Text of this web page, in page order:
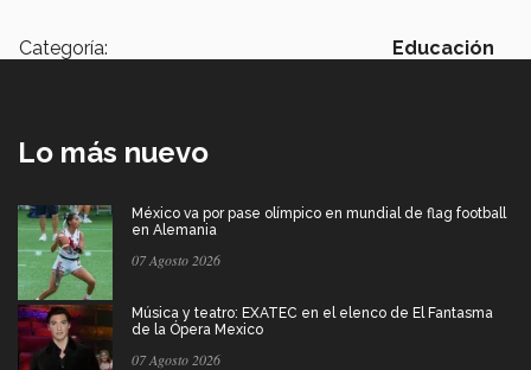
Categoría: Educación
Lo más nuevo
México va por pase olímpico en mundial de flag football
en Alemania
07 Agosto 2026
Música y teatro: EXATEC en el elenco de El Fantasma
de la Ópera Mexico
07 Agosto 2026